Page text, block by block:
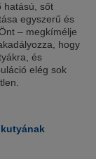
hatású, sőt
egyszerű és
– megkímélje
hogy
és
elég sok